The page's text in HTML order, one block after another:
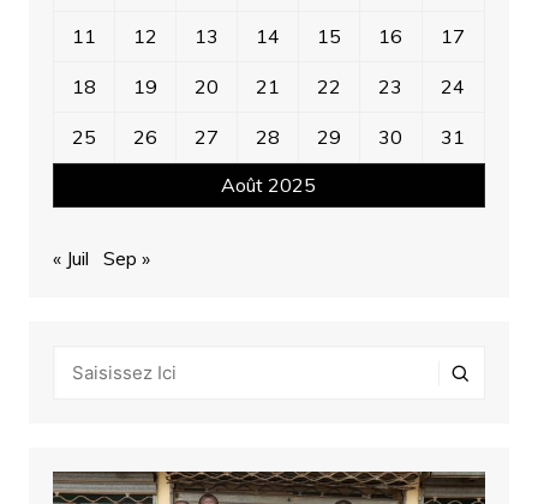
Août 2025
11 12 13 14 15 16 17
18 19 20 21 22 23 24
25 26 27 28 29 30 31
« Juil Sep »